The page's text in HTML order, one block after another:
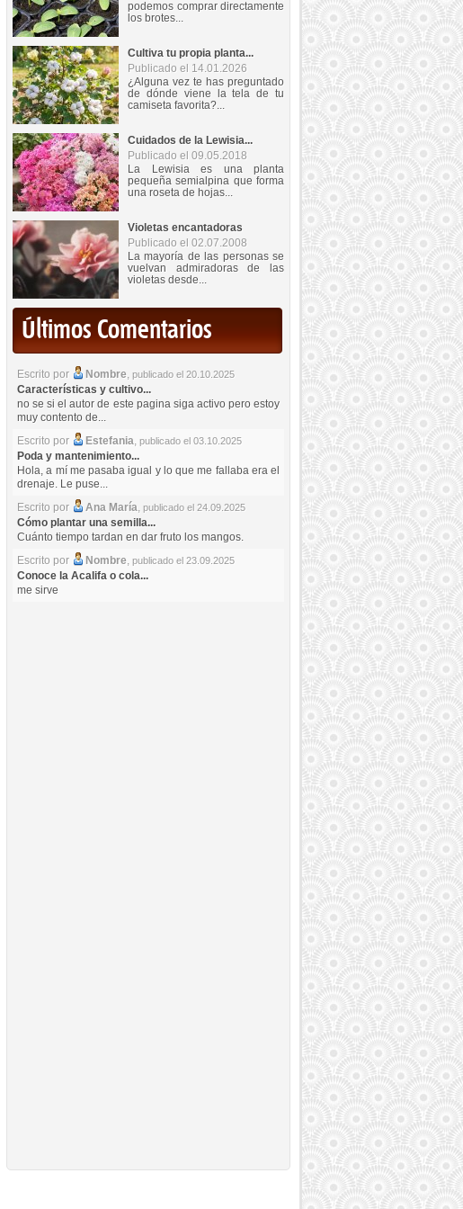
podemos comprar directamente
los brotes...
Cultiva tu propia planta...
Publicado el 14.01.2026
¿Alguna vez te has preguntado
de dónde viene la tela de tu
camiseta favorita?...
Cuidados de la Lewisia...
Publicado el 09.05.2018
La Lewisia es una planta
pequeña semialpina que forma
una roseta de hojas...
Violetas encantadoras
Publicado el 02.07.2008
La mayoría de las personas se
vuelvan admiradoras de las
violetas desde...
Últimos Comentarios
Escrito por Nombre, publicado el 20.10.2025
Características y cultivo...
no se si el autor de este pagina siga activo pero estoy
muy contento de...
Escrito por
Estefania, publicado el 03.10.2025
Poda y mantenimiento...
Hola, a mí me pasaba igual y lo que me fallaba era el
drenaje. Le puse...
Escrito por
Ana María, publicado el 24.09.2025
Cómo plantar una semilla...
Cuánto tiempo tardan en dar fruto los mangos.
Escrito por
Nombre, publicado el 23.09.2025
Conoce la Acalifa o cola...
me sirve